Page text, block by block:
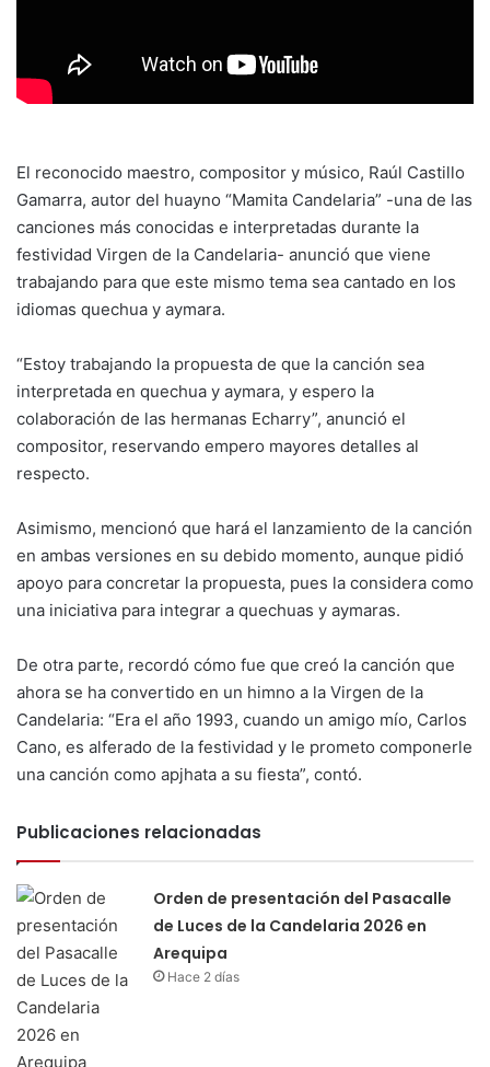
El reconocido maestro, compositor y músico, Raúl Castillo
Gamarra, autor del huayno “Mamita Candelaria” -una de las
canciones más conocidas e interpretadas durante la
festividad Virgen de la Candelaria- anunció que viene
trabajando para que este mismo tema sea cantado en los
idiomas quechua y aymara.
“Estoy trabajando la propuesta de que la canción sea
interpretada en quechua y aymara, y espero la
colaboración de las hermanas Echarry”, anunció el
compositor, reservando empero mayores detalles al
respecto.
Asimismo, mencionó que hará el lanzamiento de la canción
en ambas versiones en su debido momento, aunque pidió
apoyo para concretar la propuesta, pues la considera como
una iniciativa para integrar a quechuas y aymaras.
De otra parte, recordó cómo fue que creó la canción que
ahora se ha convertido en un himno a la Virgen de la
Candelaria: “Era el año 1993, cuando un amigo mío, Carlos
Cano, es alferado de la festividad y le prometo componerle
una canción como apjhata a su fiesta”, contó.
Publicaciones relacionadas
Orden de presentación del Pasacalle
de Luces de la Candelaria 2026 en
Arequipa
Hace 2 días